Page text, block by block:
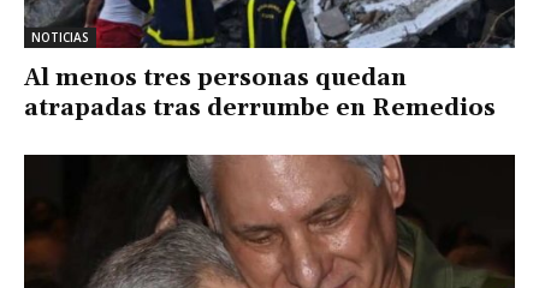
NOTICIAS
Al menos tres personas quedan
atrapadas tras derrumbe en Remedios